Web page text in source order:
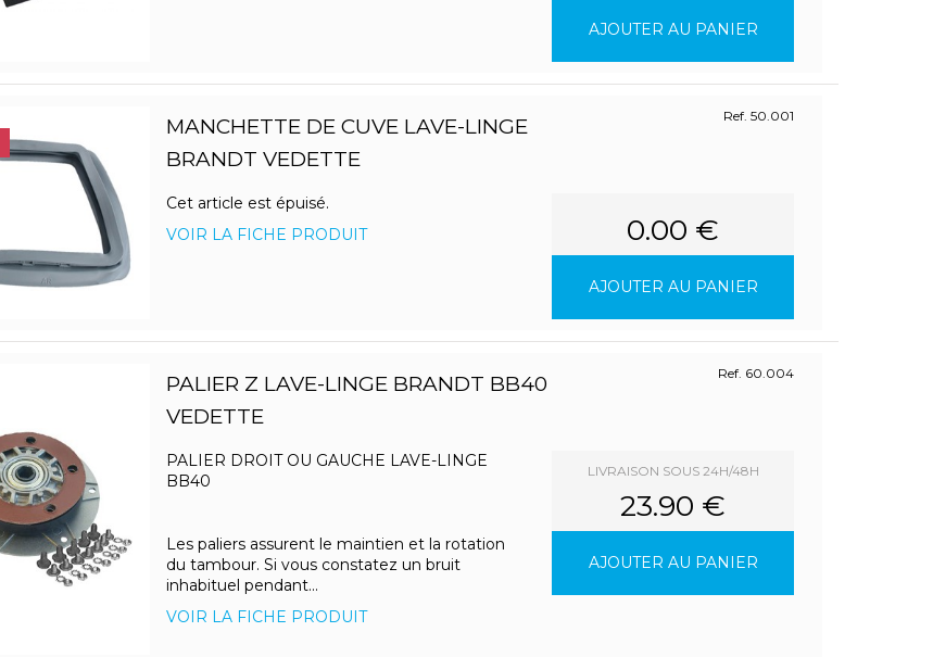
AJOUTER AU PANIER
MANCHETTE DE CUVE LAVE-LINGE
BRANDT VEDETTE
Ref. 50.001
Cet article est épuisé.
VOIR LA FICHE PRODUIT
0.00 €
AJOUTER AU PANIER
PALIER Z LAVE-LINGE BRANDT BB40
VEDETTE
Ref. 60.004
PALIER DROIT OU GAUCHE LAVE-LINGE
BB40
Les paliers assurent le maintien et la rotation
du tambour. Si vous constatez un bruit
inhabituel pendant...
VOIR LA FICHE PRODUIT
LIVRAISON SOUS 24H/48H
23.90 €
AJOUTER AU PANIER